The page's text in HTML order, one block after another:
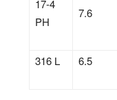
17-4
PH
7.6
316 L 6.5